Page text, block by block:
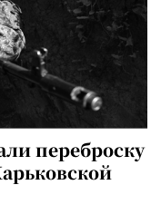
переброску